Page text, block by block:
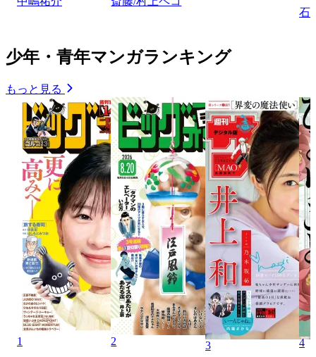
石
少年・青年マンガランキング
もっと見る
1 2 3 4